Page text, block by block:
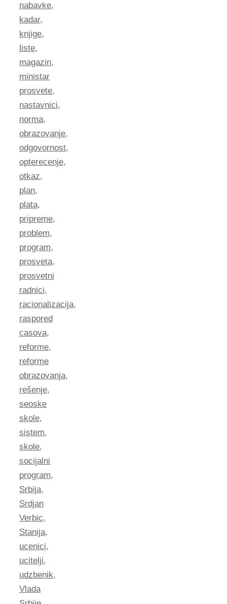
nabavke,
kadar,
knjige,
liste,
magazin,
ministar
prosvete,
nastavnici,
norma,
obrazovanje,
odgovornost,
opterecenje,
otkaz,
plan,
plata,
pripreme,
problem,
program,
prosveta,
prosvetni
radnici,
racionalizacija,
raspored
casova,
reforme,
reforme
obrazovanja,
rešenje,
seoske
skole,
sistem,
skole,
socijalni
program,
Srbija,
Srdjan
Verbic,
Stanija,
ucenici,
ucitelji,
udzbenik,
Vlada